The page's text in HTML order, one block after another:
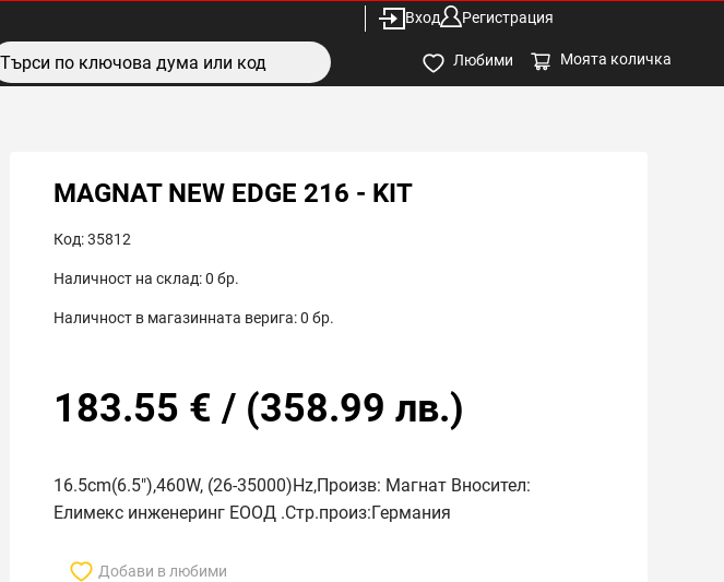
Вход Регистрация
Любими Моята количка
MAGNAT NEW EDGE 216 - KIT
Код:35812
Наличност на склад:0 бр.
Наличност в магазинната верига:0 бр.
183.55 € / (358.99 лв.)
16.5cm(6.5"),460W, (26-35000)Hz,Произв: Магнат Вносител:
Елимекс инженеринг ЕООД .Стр.произ:Германия
Добави в любими